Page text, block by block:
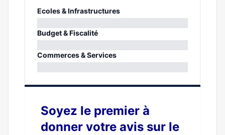
Ecoles & Infrastructures
0%
Budget & Fiscalité
0%
Commerces & Services
Soyez le premier à
donner votre avis sur le